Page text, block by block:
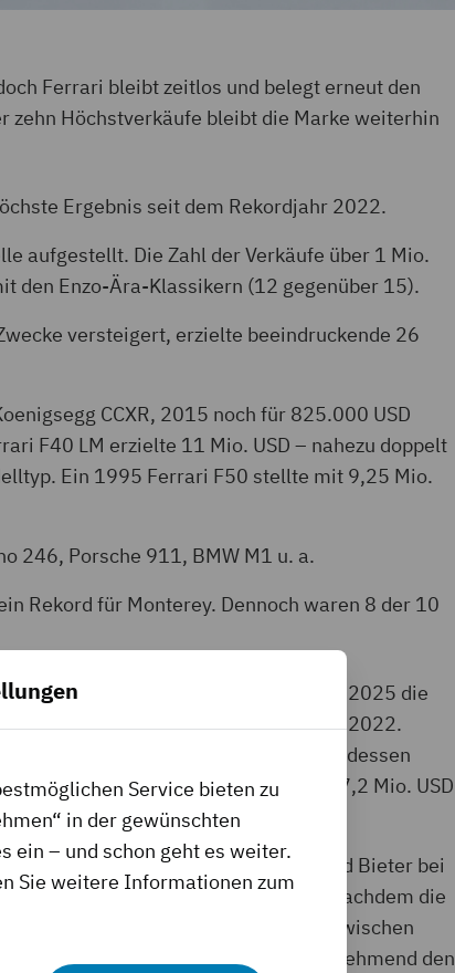
Ferrari bleibt zeitlos und belegt erneut den
zehn Höchstverkäufe bleibt die Marke weiterhin
Ergebnis seit dem Rekordjahr 2022.
aufgestellt. Die Zahl der Verkäufe über 1 Mio.
den Enzo-Ära-Klassikern (12 gegenüber 15).
versteigert, erzielte beeindruckende 26
CCXR, 2015 noch für 825.000 USD
F40 LM erzielte 11 Mio. USD – nahezu doppelt
Ein 1995 Ferrari F50 stellte mit 9,25 Mio.
246, Porsche 911, BMW M1 u. a.
Rekord für Monterey. Dennoch waren 8 der 10
Tage und fünf Auktionshäuser war 2025 die
von den 471,2 Mio. USD im Jahr 2022.
Daytona SP3 für 26 Mio. USD, dessen
Los läge die Gesamtsumme bei 397,2 Mio. USD
neue Rekorde, während Bieter bei
– zurückhaltender blieben. Nachdem die
war (von durchschnittlich 84% zwischen
gilt das gesteigerte Interesse zunehmend den
Service bieten zu
in der gewünschten
ein – und schon geht es weiter.
Sie weitere Informationen zum